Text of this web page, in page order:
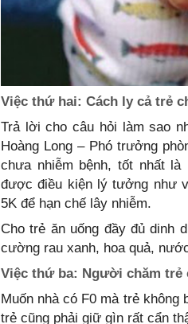
Việc thứ hai: Cách ly cả trẻ
Trả lời cho câu hỏi làm sao
Hoàng Long – Phó trưởng
chưa nhiễm bệnh, tốt nhất
được điều kiện lý tưởng như
5K để hạn chế lây nhiễm.
Cho trẻ ăn uống đầy đủ dinh
cường rau xanh, hoa quả,
Việc thứ ba: Người chăm trẻ
Muốn nhà có F0 mà trẻ
trẻ cũng phải giữ gìn rất cẩn